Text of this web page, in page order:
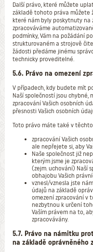
Další právo, které můžete
základě tohoto práva můžete
které nám byly poskytnuty na
zpracováváme
podmínky, Vám na požádání
strukturovaném a strojově
žádosti předáme jinému
technicky proveditelné.
5.6. Právo na omezení
V případech, kdy budete mít
Naší společností jsou chybné,
zpracování Vašich osobních
přesnosti Vašich osobních
Toto právo máte také v
zpracování Vašich
ale nepřejete si, aby
Naše společnost již
kterým jsme je
(zejm. uchování) Naší
obhajobu Vašich
vznesl/vznesla jste
údajů na základě
omezení zpracování v
nezbytnou k určení
Vaším právem na to,
zpracovávány.
5.7. Právo na námitku
na základě oprávněného